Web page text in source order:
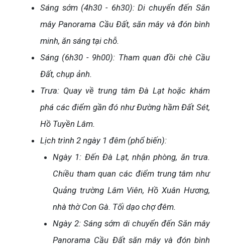
Sáng sớm (4h30 - 6h30): Di chuyển đến Săn
mây Panorama Cầu Đất, săn mây và đón bình
minh, ăn sáng tại chỗ.
Sáng (6h30 - 9h00): Tham quan đồi chè Cầu
Đất, chụp ảnh.
Trưa: Quay về trung tâm Đà Lạt hoặc khám
phá các điểm gần đó như Đường hầm Đất Sét,
Hồ Tuyền Lâm.
Lịch trình 2 ngày 1 đêm (phổ biến):
Ngày 1: Đến Đà Lạt, nhận phòng, ăn trưa.
Chiều tham quan các điểm trung tâm như
Quảng trường Lâm Viên, Hồ Xuân Hương,
nhà thờ Con Gà. Tối dạo chợ đêm.
Ngày 2: Sáng sớm di chuyển đến Săn mây
Panorama Cầu Đất săn mây và đón bình